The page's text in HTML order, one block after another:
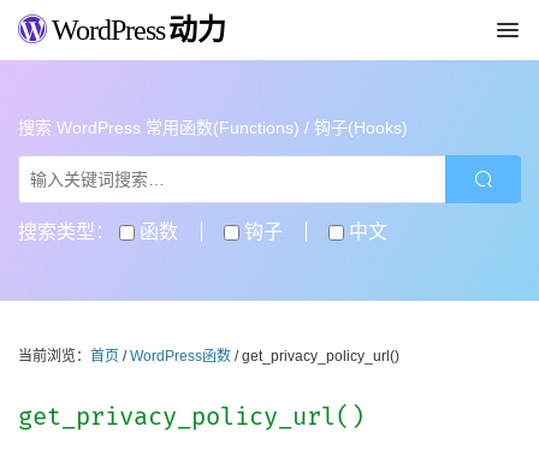
WordPress动力
搜索 WordPress 常用函数(Functions) / 钩子(Hooks)
搜索类型： 函数 钩子 中文
当前浏览： 首页 /WordPress函数 / get_privacy_policy_url()
get_privacy_policy_url()